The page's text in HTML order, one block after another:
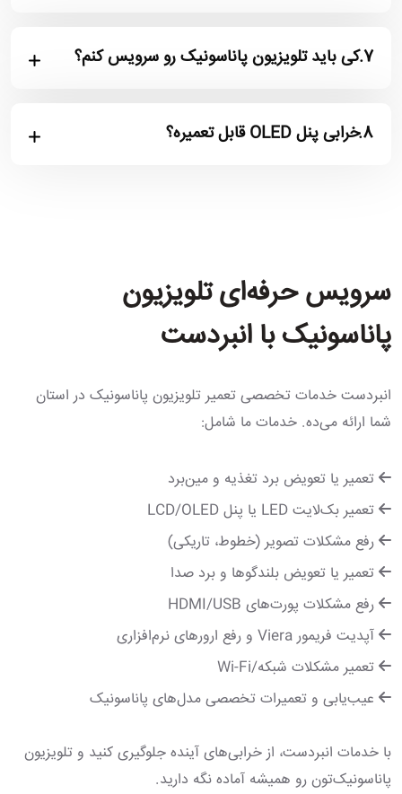
7.کی باید تلویزیون پاناسونیک رو سرویس کنم؟
8.خرابی پنل OLED قابل تعمیره؟
سرویس حرفه‌ای تلویزیون
پاناسونیک با انبردست
انبردست خدمات تخصصی تعمیر تلویزیون پاناسونیک در استان
شما ارائه می‌ده. خدمات ما شامل:
تعمیر یا تعویض برد تغذیه و مین‌برد
تعمیر بک‌لایت LED یا پنل LCD/OLED
رفع مشکلات تصویر (خطوط، تاریکی)
تعمیر یا تعویض بلندگوها و برد صدا
رفع مشکلات پورت‌های HDMI/USB
آپدیت فریمور Viera و رفع ارورهای نرم‌افزاری
تعمیر مشکلات شبکه/Wi-Fi
عیب‌یابی و تعمیرات تخصصی مدل‌های پاناسونیک
با خدمات انبردست، از خرابی‌های آینده جلوگیری کنید و تلویزیون
پاناسونیک‌تون رو همیشه آماده نگه دارید.